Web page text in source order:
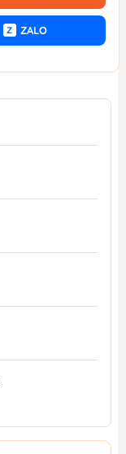
Z ZALO